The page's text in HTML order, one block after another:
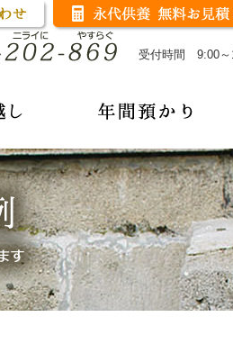
受付時間 9:00～